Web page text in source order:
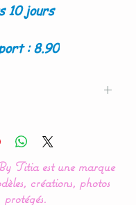
10 jours
: 8.90
Titia
de
Titia est une marque
créations, photos
protégés.